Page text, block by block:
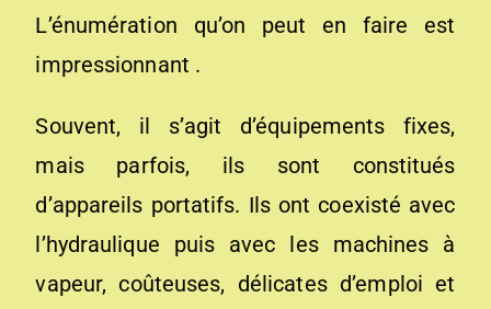
L’énumération qu’on peut en faire est
impressionnant .
Souvent, il s’agit d’équipements fixes,
mais parfois, ils sont constitués
d’appareils portatifs. Ils ont coexisté avec
l’hydraulique puis avec les machines à
vapeur, coûteuses, délicates d’emploi et